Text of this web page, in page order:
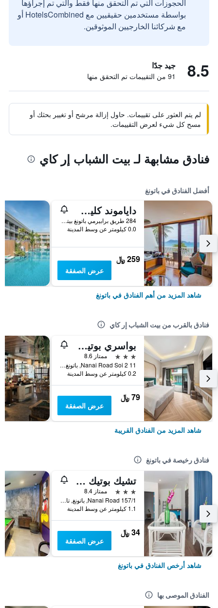
الحجوزات التي تم التحقق منها فقط والتي تم إجراؤها
بواسطة مستخدمين حقيقيين مع HotelsCombined أو
مع شركائنا الخارجيين الموثوقين.
8.5 جيد جدًا
91 من التقييمات تم التحقق منها
لم يتم العثور على تقييمات. حاول إزالة مرشح أو تغيير بحثك أو
مسح كل شيء لعرض التقييمات.
فنادق مشابهة لـ بيت الشباب إر كاي
أفضل الفنادق في باتونغ
داياموند كليف ريزورت آند سبا، باتونج بيتش
284 طريق برابيرمي باتونغ بيتش, باتونغ, تايلاند
0.0 كيلومتر عن وسط المدينة
259 ﷼
عرض الصفقة
شاهد المزيد من أهم الفنادق في باتونغ
فنادق بالقرب من بيت الشباب إر كاي
بواسري بوتيك باتونج
3 نجوم
ممتاز 8.6
11 Nanai Road Soi 2, باتونغ, تايلاند
0.2 كيلومتر عن وسط المدينة
79 ﷼
عرض الصفقة
شاهد المزيد من الفنادق القريبة
فنادق رخيصة في باتونغ
تشيك بوتيك هوتل باتونج
3 نجوم
ممتاز 8.4
157/1 Nanai Road, باتونغ, تايلاند
1.1 كيلومتر عن وسط المدينة
34 ﷼
عرض الصفقة
شاهد أرخص الفنادق في باتونغ
الفنادق الموصى بها